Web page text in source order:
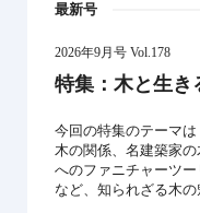
最新号
2026年9月号 Vol.178
特集：木と生き
今回の特集のテーマ
木の関係、名建築家
へのファニチャーツ
など、知られざる木の